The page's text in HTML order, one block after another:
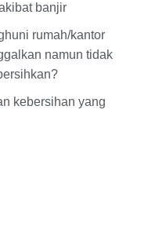
banjir
rumah/kantor
namun tidak
kebersihan yang